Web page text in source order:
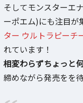
そしてモンスターエ
ーポエム)にも注目が
ター ウルトラピーチ
れています！
相変わらずちょっと
締めながら発売をを